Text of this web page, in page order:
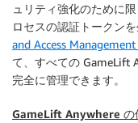
ュリティ強化のために
ロセスの認証トークン
and Access
て、すべての GameLift
完全に管理できます。
GameLift Anywhere の